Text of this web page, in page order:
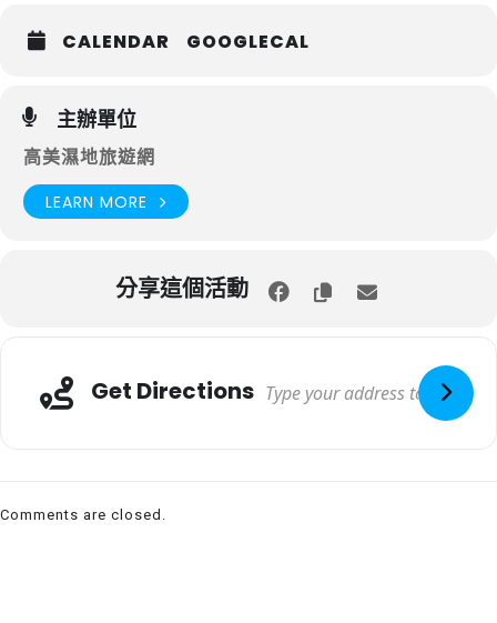
CALENDAR GOOGLECAL
主辦單位
高美濕地旅遊網
LEARN MORE
分享這個活動
Get Directions
Comments are closed.